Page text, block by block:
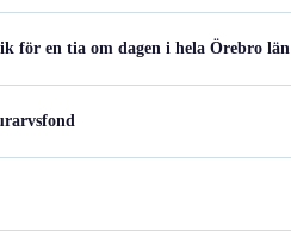
för en tia om dagen i hela Örebro län